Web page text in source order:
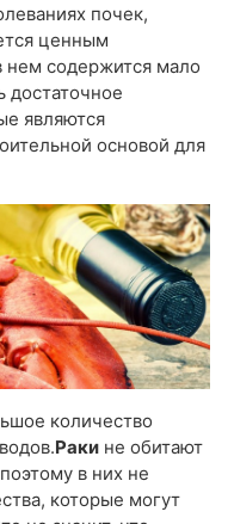
почек,
ценным
нем содержится мало
достаточное
являются
основой для
количество
Раки не обитают
в них не
которые могут